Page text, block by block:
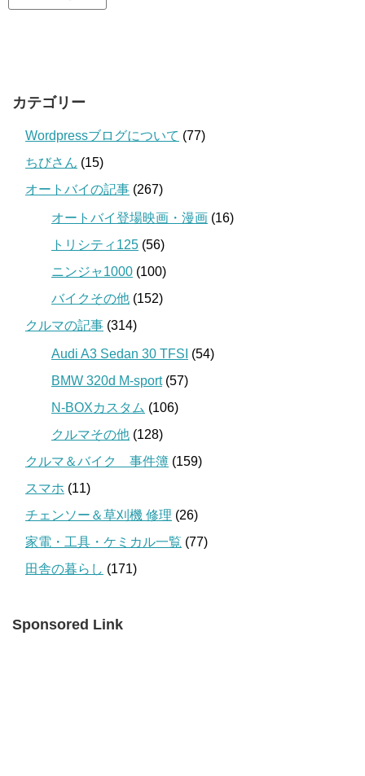
カテゴリー
Wordpressブログについて (77)
ちびさん (15)
オートバイの記事 (267)
オートバイ登場映画・漫画 (16)
トリシティ125 (56)
ニンジャ1000 (100)
バイクその他 (152)
クルマの記事 (314)
Audi A3 Sedan 30 TFSI (54)
BMW 320d M-sport(57)
N-BOXカスタム (106)
クルマその他 (128)
クルマ＆バイク 事件簿 (159)
スマホ (11)
チェンソー＆草刈機 修理 (26)
家電・工具・ケミカル一覧 (77)
田舎の暮らし (171)
Sponsored Link